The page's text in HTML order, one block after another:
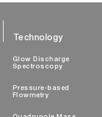
Technology
Glow Discharge
Spectroscopy
Pressure-based
Flowmetry